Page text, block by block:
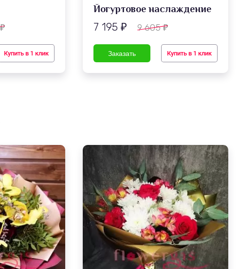
₽
Купить в 1 клик
Йогуртовое наслаждение
7 195 ₽ 9 605₽
Купить в 1 клик